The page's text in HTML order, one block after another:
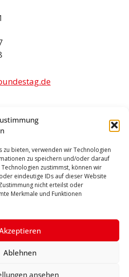
zu bieten, verwenden wir Technologien
zu speichern und/oder darauf
zustimmst, können wir
eindeutige IDs auf dieser Website
nicht erteilst oder
Merkmale und Funktionen
Ablehnen
ansehen